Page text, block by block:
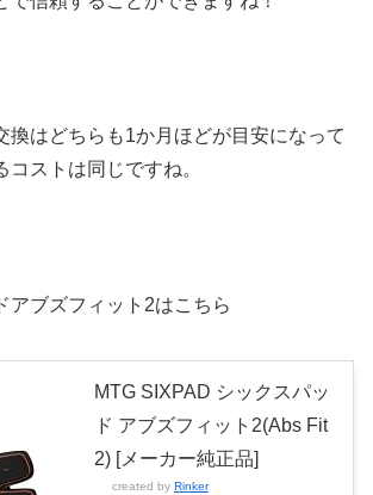
換はどちらも1か月ほどが目安になって
コストは同じですね。
アブズフィット2はこちら
MTG SIXPAD シックスパッ
ド アブズフィット2(Abs Fit
2) [メーカー純正品]
created by Rinker